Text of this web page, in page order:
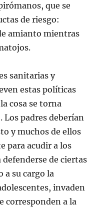
que se
de riesgo:
amianto mientras
sanitarias y
estas políticas
cosa se torna
padres deberían
y muchos de ellos
para acudir a los
de ciertas
a su cargo la
invaden
corresponden a la